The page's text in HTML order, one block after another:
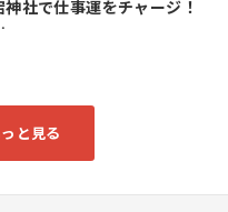
神社で仕事運をチャージ！
と見る